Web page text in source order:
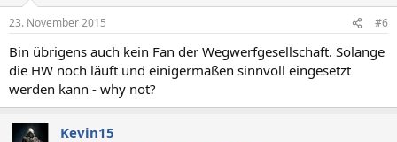
23. November 2015 #6
Bin übrigens auch kein Fan der Wegwerfgesellschaft. Solange
die HW noch läuft und einigermaßen sinnvoll eingesetzt
werden kann - why not?
Kevin15